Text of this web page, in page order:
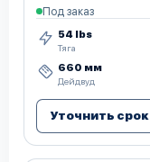
Под заказ
54 lbs
Тяга
660 мм
Дейдвуд
Уточнить срок